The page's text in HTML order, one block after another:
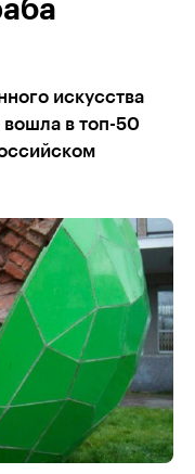
искусства
вошла в топ-50